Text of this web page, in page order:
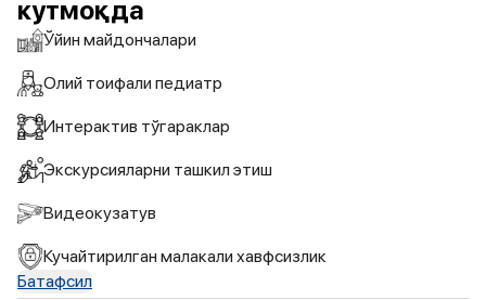
кутмоқда
Ўйин майдончалари
Олий тоифали педиатр
Интерактив тўгараклар
Экскурсияларни ташкил этиш
Видеокузатув
Кучайтирилган малакали хавфсизлик
Батафсил